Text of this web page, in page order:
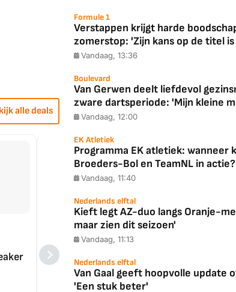
alle deals
LG OLED55C56LB
4K TV (2025)
Coolblue
Formule 1
Verstappen krijgt harde
zomerstop: 'Zijn kans op de titel
Vandaag, 13:36
Boulevard
Van Gerwen deelt liefdevol
zware dartsperiode: 'Mijn kleine
Vandaag, 12:00
EK Atletiek
Programma EK atletiek: wanneer
Broeders-Bol en TeamNL in actie?
Vandaag, 11:40
Nederlands elftal
Kieft legt AZ-duo langs Oranje-
maar zien dit seizoen'
Vandaag, 11:13
Nederlands elftal
Van Gaal geeft hoopvolle update
'Een stuk beter'